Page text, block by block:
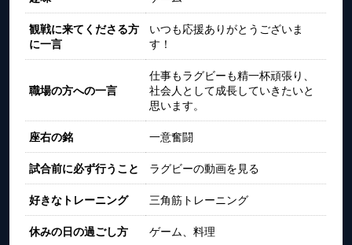
観戦に来てくださる方
に一言
いつも応援ありがとうございま
す！
職場の方への一言
仕事もラグビーも精一杯頑張り、
社会人として成長していきたいと
思います。
座右の銘 一意奮闘
試合前に必ず行うこと ラグビーの動画を見る
好きなトレーニング 三角筋トレーニング
休みの日の過ごし方 ゲーム、料理